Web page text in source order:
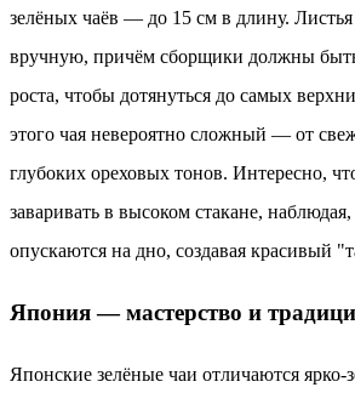
зелёных чаёв — до 15 см в длину.
вручную, причём сборщики должны
роста, чтобы дотянуться до самых
этого чая невероятно сложный — от
глубоких ореховых тонов. Интересно,
заваривать в высоком стакане,
опускаются на дно, создавая красивый
Япония — мастерство и
Японские зелёные чаи отличаются